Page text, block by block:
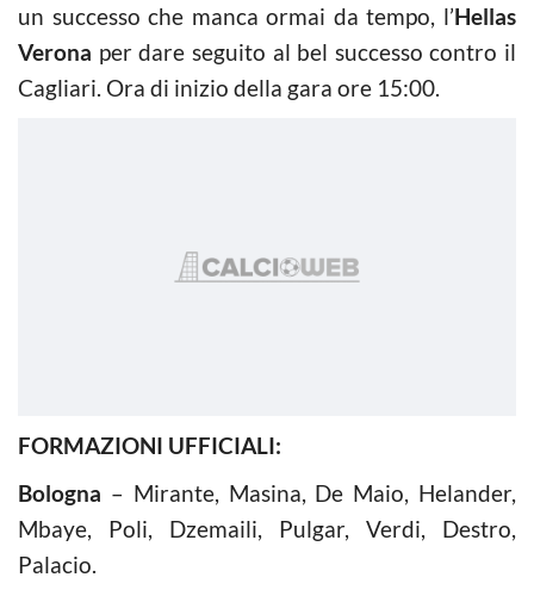
un successo che manca ormai da tempo, l’Hellas
Verona per dare seguito al bel successo contro il
Cagliari. Ora di inizio della gara ore 15:00.
FORMAZIONI UFFICIALI:
Bologna – Mirante, Masina, De Maio, Helander,
Mbaye, Poli, Dzemaili, Pulgar, Verdi, Destro,
Palacio.